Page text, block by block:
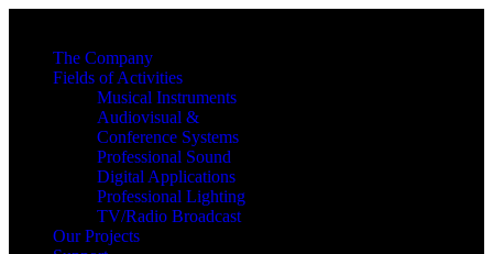
The Company
Fields of Activities
Musical Instruments
Audiovisual &
Conference Systems
Professional Sound
Digital Applications
Professional Lighting
TV/Radio Broadcast
Our Projects